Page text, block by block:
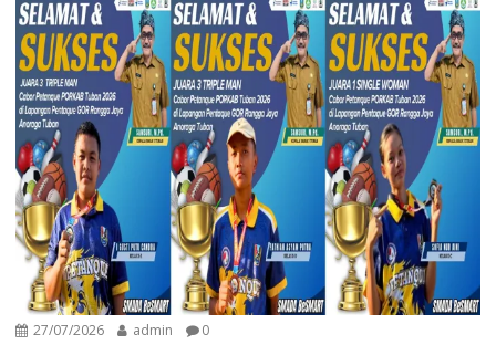
27/07/2026 admin 0